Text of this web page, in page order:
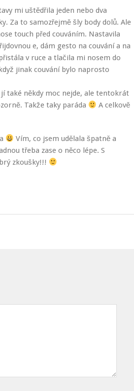
mi uštědřila jeden nebo dva
Za to samozřejmě šly body dolů. Ale
touch před couváním. Nastavila
e, dám gesto na couvání a na
v ruce a tlačila mi nosem do
jinak couvání bylo naprosto
také někdy moc nejde, ale tentokrát
Takže taky paráda
A celkově
Vím, co jsem udělala špatně a
třeba zase o něco lépe. S
zkoušky!!!